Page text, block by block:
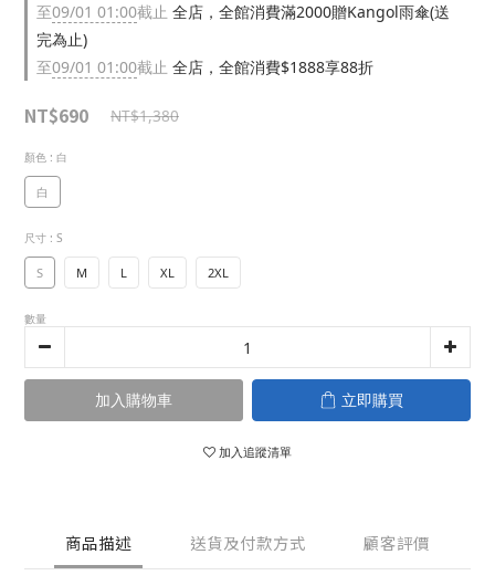
至09/01 01:00截止 全店，全館消費滿2000贈Kangol雨傘(送
完為止)
至09/01 01:00截止 全店，全館消費$1888享88折
NT$690 NT$1,380
顏色 : 白
白
尺寸 : S
S M L XL 2XL
數量
加入購物車 立即購買
加入追蹤清單
商品描述 送貨及付款方式 顧客評價